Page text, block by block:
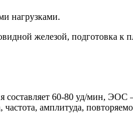
нагрузками.
железой, подготовка к
60-80 уд/мин,
амплитуда,